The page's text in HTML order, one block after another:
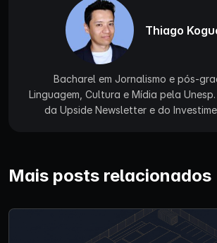
Thiago
Bacharel em Jornalismo e pós-
Linguagem, Cultura e Mídia pela
da Upside Newsletter e do
Mais posts relacionados